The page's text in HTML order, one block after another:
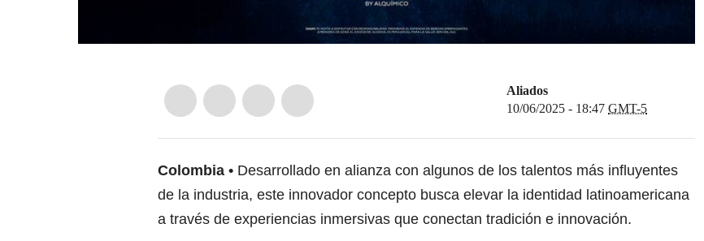
Aliados
10/06/2025 - 18:47 GMT-5
Colombia
Desarrollado en alianza con algunos de los talentos más influyentes
de la industria, este innovador concepto busca elevar la identidad latinoamericana
a través de experiencias inmersivas que conectan tradición e innovación.